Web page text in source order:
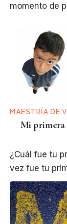
momento de
MAESTRÍA DE
Mi primera
¿Cuál fue tu
vez fue tu